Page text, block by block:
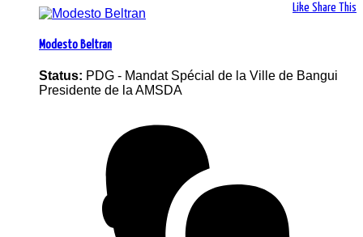
Like Share This
Modesto Beltran
Status: PDG - Mandat Spécial de la Ville de Bangui
Presidente de la AMSDA